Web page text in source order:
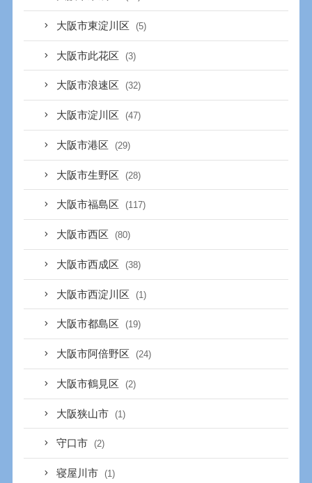
大阪市東淀川区 (5)
大阪市此花区 (3)
大阪市浪速区 (32)
大阪市淀川区 (47)
大阪市港区 (29)
大阪市生野区 (28)
大阪市福島区 (117)
大阪市西区 (80)
大阪市西成区 (38)
大阪市西淀川区 (1)
大阪市都島区 (19)
大阪市阿倍野区 (24)
大阪市鶴見区 (2)
大阪狭山市 (1)
守口市 (2)
寝屋川市 (1)